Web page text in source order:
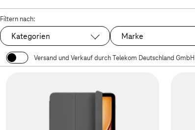
Filtern nach:
Kategorien Marke
Versand und Verkauf durch Telekom Deutschland GmbH